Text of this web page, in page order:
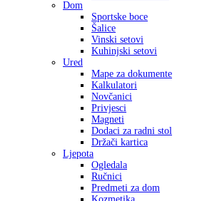
Dom
Sportske boce
Šalice
Vinski setovi
Kuhinjski setovi
Ured
Mape za dokumente
Kalkulatori
Novčanici
Privjesci
Magneti
Dodaci za radni stol
Držači kartica
Ljepota
Ogledala
Ručnici
Predmeti za dom